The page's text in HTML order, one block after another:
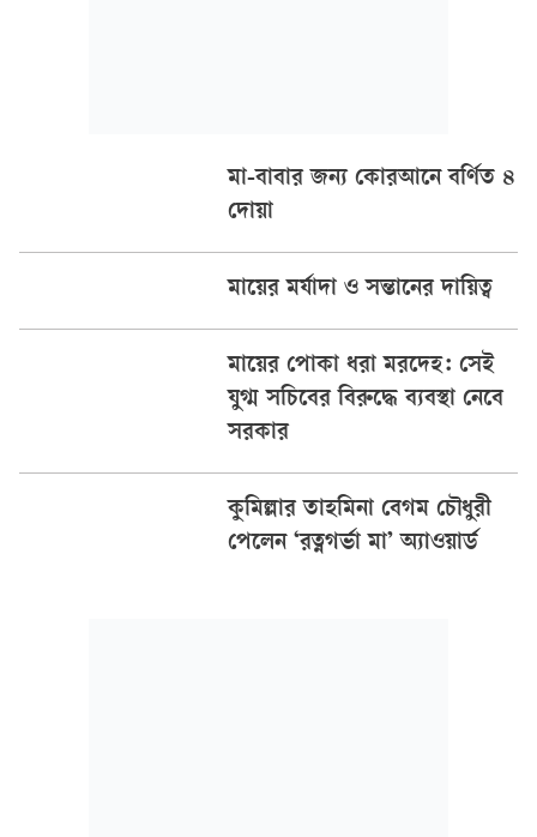
মা-বাবার জন্য কোরআনে বর্ণিত ৪
দোয়া
মায়ের মর্যাদা ও সন্তানের দায়িত্ব
মায়ের পোকা ধরা মরদেহ: সেই
যুগ্ম সচিবের বিরুদ্ধে ব্যবস্থা নেবে
সরকার
কুমিল্লার তাহমিনা বেগম চৌধুরী
পেলেন ‘রত্নগর্ভা মা’ অ্যাওয়ার্ড